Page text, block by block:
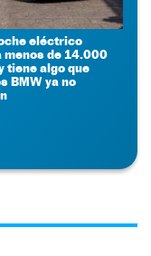
eléctrico
menos de 14.000
tiene algo que
BMW ya no